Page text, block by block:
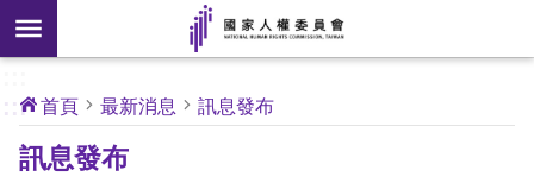
前往主要內容區塊
搜
尋
開
新
核
心
人
:::
首頁 最新消息 訊息發布
訊息發布